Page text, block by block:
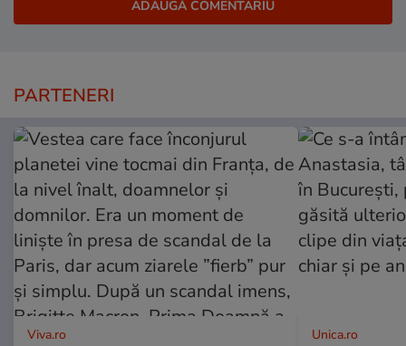
PARTENERI
Viva.ro Unica.ro